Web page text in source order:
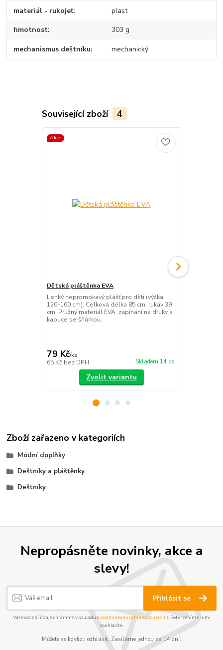
materiál - rukojeť plast
hmotnost 303 g
mechanismus deštníku mechanický
Související zboží 4
Akce
Dětská pláštěnka EVA
Lehký nepromokavý plášť pro děti (výška
120–160 cm). Celková délka 85 cm, rukáv 39
cm. Pružný materiál EVA, zapínání na druky a
kapuce se šňůrkou.
79 Kč/ks
65 Kč bez DPH Skladem 14 ks
Zvolit variantu
Zboží zařazeno v kategoriích
Módní doplňky
Deštníky a pláštěnky
Deštníky
Nepropásněte novinky, akce a
slevy!
Přihlásit se
Vaše osobní údaje chráníme v souladu s podmínkami ochrany soukromí. Potvrzením s nimi
souhlasíte.
Můžete se kdykoli odhlásit. Zasíláme jednou za 14 dní.